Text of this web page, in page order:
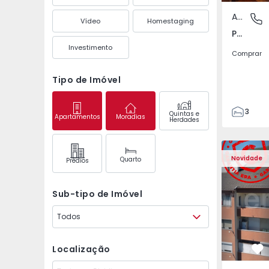
Vídeo Homestaging
Investimento
Tipo de Imóvel
Apartamentos Moradias Quintas e
Herdades
Prédios Quarto
Sub-tipo de Imóvel
Todos
Localização
Póvoa
Apartamento
Póvoa de Varzim, Beiriz e Argivai, Porto
Comprar
3
138
153
2
Novidade
Apartamento T2